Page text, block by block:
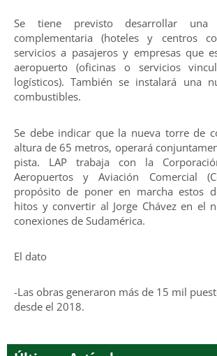
Se tiene previsto desarrollar una
complementaria (hoteles y centros
servicios a pasajeros y empresas que
aeropuerto (oficinas o servicios
logísticos). También se instalará una
combustibles.
Se debe indicar que la nueva torre de
altura de 65 metros, operará
pista. LAP trabaja con la
Aeropuertos y Aviación Comercial
propósito de poner en marcha estos
hitos y convertir al Jorge Chávez en el
conexiones de Sudamérica.
El dato
-Las obras generaron más de 15 mil
desde el 2018.